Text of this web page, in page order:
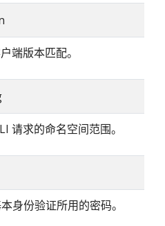
端版本匹配。
请求的命名空间范围。
身份验证所用的密码。